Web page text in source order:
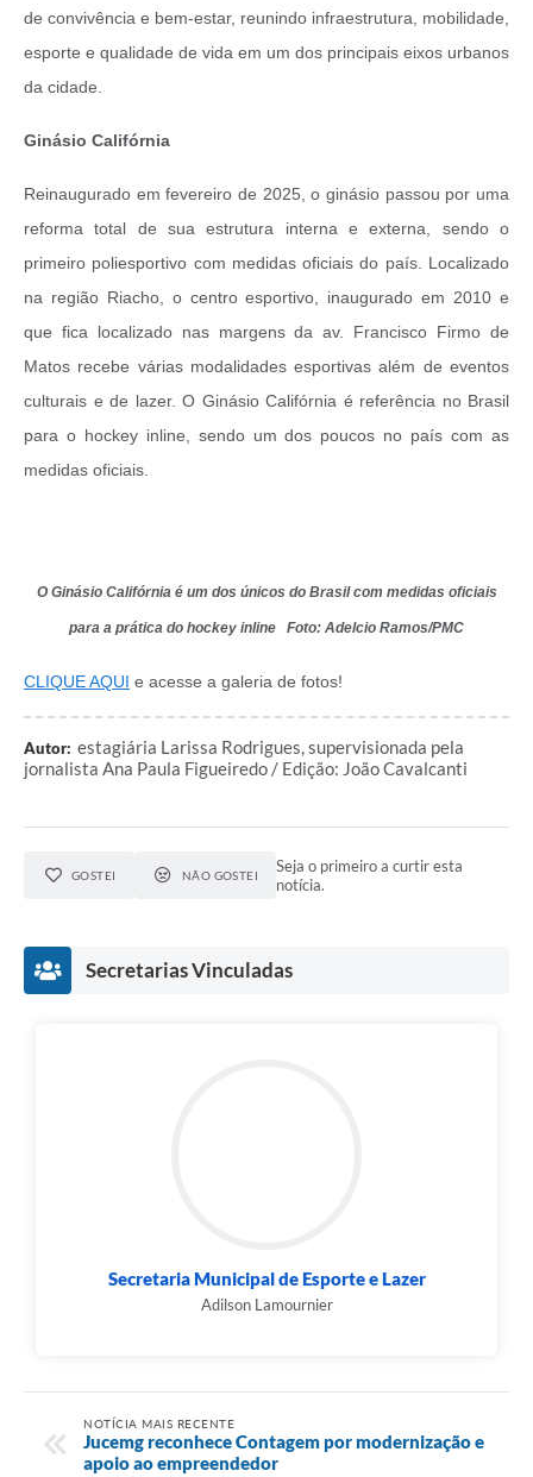
de convivência e bem-estar, reunindo infraestrutura, mobilidade,
esporte e qualidade de vida em um dos principais eixos urbanos
da cidade.
Ginásio Califórnia
Reinaugurado em fevereiro de 2025, o ginásio passou por uma
reforma total de sua estrutura interna e externa, sendo o
primeiro poliesportivo com medidas oficiais do país. Localizado
na região Riacho, o centro esportivo, inaugurado em 2010 e
que fica localizado nas margens da av. Francisco Firmo de
Matos recebe várias modalidades esportivas além de eventos
culturais e de lazer. O Ginásio Califórnia é referência no Brasil
para o hockey inline, sendo um dos poucos no país com as
medidas oficiais.
O Ginásio Califórnia é um dos únicos do Brasil com medidas oficiais
para a prática do hockey inline Foto: Adelcio Ramos/PMC
CLIQUE AQUI e acesse a galeria de fotos!
Autor: estagiária Larissa Rodrigues, supervisionada pela
jornalista Ana Paula Figueiredo / Edição: João Cavalcanti
GOSTEI NÃO GOSTEI
Seja o primeiro a curtir esta
notícia.
Secretarias Vinculadas
Secretaria Municipal de Esporte e Lazer
Adilson Lamournier
NOTÍCIA MAIS RECENTE
Jucemg reconhece Contagem por modernização e
apoio ao empreendedor